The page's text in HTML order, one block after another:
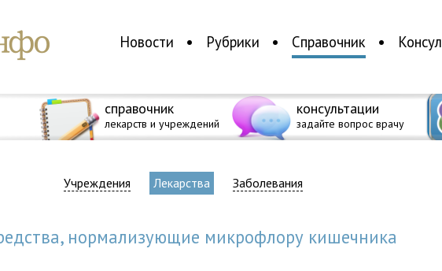
Новости Рубрики Справочник
справочник
лекарств и учреждений
консультации
задайте вопрос врачу
Учреждения Лекарства Заболевания
нормализующие микpофлоpу кишечника